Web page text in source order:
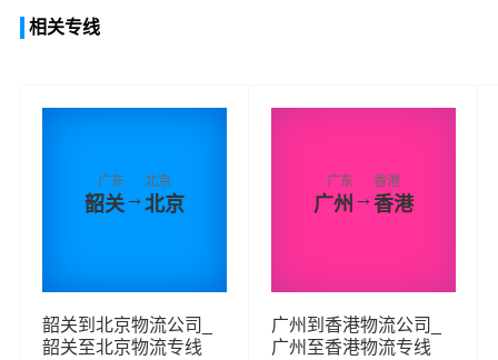
相关专线
广东
韶关→
北京
北京
韶关到北京物流公司_
韶关至北京物流专线
广东
广州 →
香港
香港
广州到香港物流公司_
广州至香港物流专线